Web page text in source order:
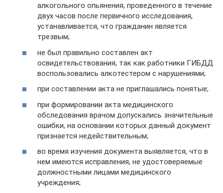
алкогольного опьянения, проведенного в течение
двух часов после первичного исследования,
устанавливается, что гражданин является
трезвым;
не был правильно составлен акт
освидетельствования, так как работники ГИБДД
воспользовались алкотестером с нарушениями;
при составлении акта не приглашались понятые;
при формировании акта медицинского
обследования врачом допускались значительные
ошибки, на основании которых данный документ
признается недействительным;
во время изучения документа выявляется, что в
нем имеются исправления, не удостоверяемые
должностными лицами медицинского
учреждения;